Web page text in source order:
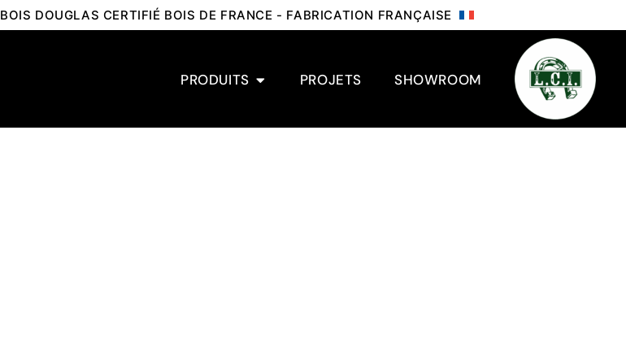
BOIS DOUGLAS CERTIFIÉ BOIS DE FRANCE - FABRICATION FRANÇAISE
PRODUITS PROJETS SHOWROOM